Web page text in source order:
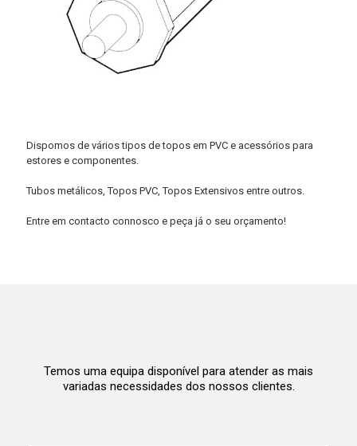
Dispomos de vários tipos de topos em PVC e acessórios para
estores e componentes.
Tubos metálicos, Topos PVC, Topos Extensivos entre outros.
Entre em contacto connosco e peça já o seu orçamento!
Temos uma equipa disponível para atender as mais
variadas necessidades dos nossos clientes.